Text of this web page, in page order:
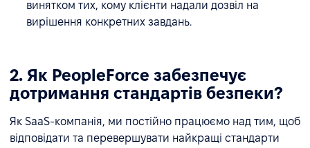
винятком тих, кому клієнти надали дозвіл на
вирішення конкретних завдань.
2. Як PeopleForce забезпечує
дотримання стандартів безпеки?
Як SaaS-компанія, ми постійно працюємо над тим, щоб
відповідати та перевершувати найкращі стандарти